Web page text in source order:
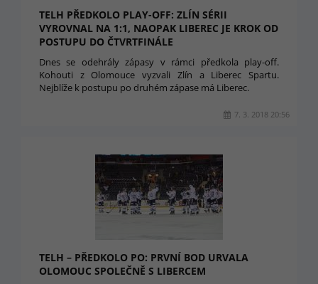
TELH PŘEDKOLO PLAY-OFF: ZLÍN SÉRII
VYROVNAL NA 1:1, NAOPAK LIBEREC JE KROK OD
POSTUPU DO ČTVRTFINÁLE
Dnes se odehrály zápasy v rámci předkola play-off.
Kohouti z Olomouce vyzvali Zlín a Liberec Spartu.
Nejblíže k postupu po druhém zápase má Liberec.
7. 3. 2018 20:56
TELH – PŘEDKOLO PO: PRVNÍ BOD URVALA
OLOMOUC SPOLEČNĚ S LIBERCEM